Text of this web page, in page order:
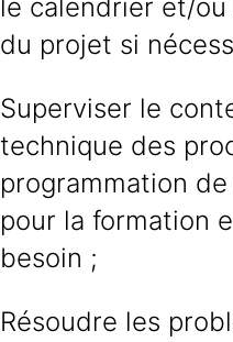
le calendrier et/
du projet si
Superviser le
technique des
programmation
pour la formation
besoin ;
Résoudre les